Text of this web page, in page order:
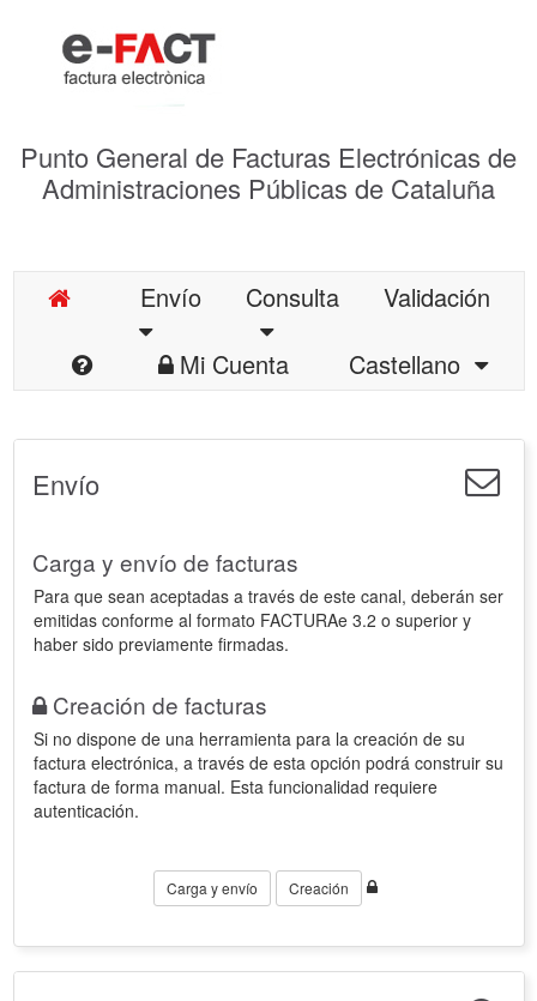
Punto General de Facturas Electrónicas de
Administraciones Públicas de Cataluña
Envío Consulta
Validación
Mi Cuenta
Castellano
Envío
Carga y envío de facturas
Para que sean aceptadas a través de este canal, deberán ser
emitidas conforme al formato FACTURAe 3.2 o superior y
haber sido previamente firmadas.
Creación de facturas
Si no dispone de una herramienta para la creación de su
factura electrónica, a través de esta opción podrá construir su
factura de forma manual. Esta funcionalidad requiere
autenticación.
Carga y envío Creación